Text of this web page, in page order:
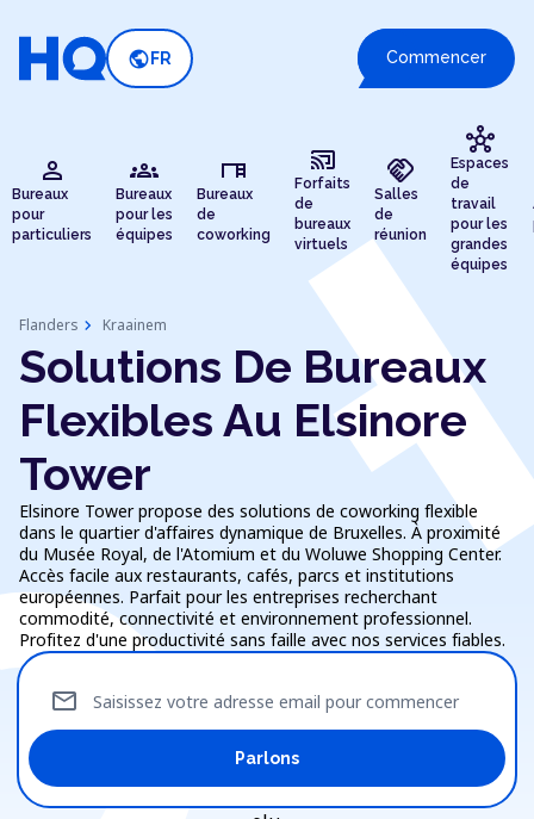
public FR Commencer
person
Bureaux
pour
particuliers
groups
Bureaux
pour les
équipes
desk
Bureaux
de
coworking
cast_connected
Forfaits
de
bureaux
virtuels
handshake
Salles
de
réunion
hub
Espaces
de
travail
pour les
grandes
équipes
Flanders chevron_right Kraainem
Solutions De Bureaux
Flexibles Au Elsinore
Tower
Elsinore Tower propose des solutions de coworking flexible
dans le quartier d'affaires dynamique de Bruxelles. À proximité
du Musée Royal, de l'Atomium et du Woluwe Shopping Center.
Accès facile aux restaurants, cafés, parcs et institutions
européennes. Parfait pour les entreprises recherchant
commodité, connectivité et environnement professionnel.
Profitez d'une productivité sans faille avec nos services fiables.
Saisissez votre adresse email pour commencer
mail
Parlons